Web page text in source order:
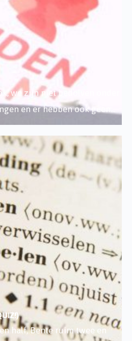
ok, we zijn niet bedolven onder
en er hebben ook geen
half, Bente ruim twee en